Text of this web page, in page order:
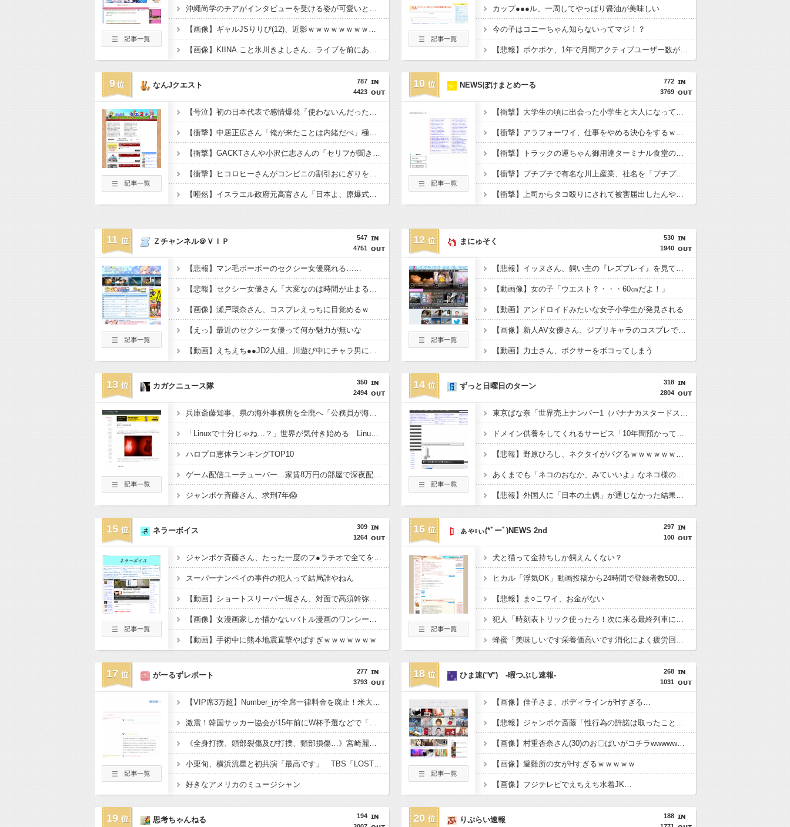
沖縄尚学のチアがインタビューを受ける姿が可愛いと話題に（※動画あり）
【画像】ギャルJSりりぴ(12)、近影ｗｗｗｗｗｗｗｗｗｗ
【画像】KIINA.こと氷川きよしさん、ライブを前にあたシコ欲全開ｗｗｗｗｗｗ
カップ●●●ル、一周してやっぱり醤油が美味しい
今の子はコニーちゃん知らないってマジ！？
【悲報】ポケポケ、1年で月間アクティブユーザー数が1600万人減少
9
787
4423
なんJクエスト
【号泣】初の日本代表で感情爆発「使わないんだったら呼ぶな！」福田正博さんが涙の訴え・・・・・・・・・
【衝撃】中居正広さん「俺が来たことは内緒だべ」極秘で熊本ボランティア・・・・・・・・・
【衝撃】GACKTさんや小沢仁志さんの「セリフが聞き取れない」日本語作品を字幕で見る人が増えた背景・・・・・・・・・
【衝撃】ヒコロヒーさんがコンビニの割引おにぎりを〝絶対買わない〟理由・・・・・・・・・
【唖然】イスラエル政府元高官さん「日本よ、原爆式典とか被害者面やめね？中国人虐殺したくせに」・・・・・・・・・
10
772
3769
NEWSぽけまとめーる
【衝撃】大学生の頃に出会った小学生と大人になってから再会し結婚した男、めちゃくちゃ叩かれてしまうｗｗｗｗｗ(※画像あり)
【衝撃】アラフォーワイ、仕事をやめる決心をするｗｗｗｗｗ
【衝撃】トラックの運ちゃん御用達ターミナル食堂のオムライスが強すぎるｗｗｗｗｗ(※画像あり)
【衝撃】プチプチで有名な川上産業、社名を「プチプチ株式会社」に変更されるｗｗｗｗｗ
【衝撃】上司からタコ殴りにされて被害届出したんやけど示談金どれくらいいけそう？ｗｗｗｗｗ
11
547
4751
Ｚチャンネル＠ＶＩＰ
【悲報】マン毛ボーボーのセクシー女優廃れる……
【悲報】セクシー女優さん「大変なのは時間が止まるやつの撮影」←ばらしてしまうｗ
【画像】瀬戸環奈さん、コスプレえっちに目覚めるｗ
【えっ】最近のセクシー女優って何か魅力が無いな
【動画】えちえち●●JD2人組、川遊び中にチャラ男にナンパされるｗ
12
530
1940
まにゅそく
【悲報】イッヌさん、飼い主の『レズプレイ』を見てドン引き・・・
【動画像】女の子「ウエスト？・・・60㎝だよ！」
【動画】アンドロイドみたいな女子小学生が発見される
【画像】新人AV女優さん、ジブリキャラのコスプレでチンポを硬めてくるｗｗｗｗｗｗｗ
【動画】力士さん、ボクサーをボコってしまう
13
350
2494
カガクニュース隊
兵庫斎藤知事、県の海外事務所を全廃へ「公務員が海外で遊ぶためにあるだけ」 [963243619]
「Linuxで十分じゃね…？」世界が気付き始める Linuxの市場シェアが初めて10%超える Windows窮地 [323057825]
ハロプロ恵体ランキングTOP10
ゲーム配信ユーチューバー…家賃8万円の部屋で深夜配信→管理会社から厳重注意されてお気持ち表明
ジャンポケ斉藤さん、求刑7年😱
14
318
2804
ずっと日曜日のターン
東京ばな奈「世界売上ナンバー1（バナナカスタードスポンジケーキにおいて）」←コレｗｗｗｗｗ
ドメイン供養をしてくれるサービス「10年間預かってくれて、DNSに何も登録しない」←コレ良くね？
【悲報】野原ひろし、ネクタイがバグるｗｗｗｗｗｗｗｗ
あくまでも「ネコのおなか、みていいよ」なネコ様のポーズがコチラｗｗｗｗｗｗ
【悲報】外国人に「日本の土偶」が通じなかった結果ｗｗｗｗｗｗｗ
15
309
1264
ネラーボイス
ジャンポケ斉藤さん、たった一度のフ●ラチオで全てを失ってしまう
スーパーナンペイの事件の犯人って結局誰やねん
【動画】ショートスリーパー堀さん、対面で高須幹弥にキレる
【画像】女漫画家しか描かないバトル漫画のワンシーンが発見さらるwwwwwwwwwwwwwwwwwwwwwwwwwww
【動画】手術中に熊本地震直撃やばすぎｗｗｗｗｗｗｗ
16
297
100
ぁゃιぃ(*ﾟーﾟ)NEWS 2nd
犬と猫って金持ちしか飼えんくない？
ヒカル「浮気OK」動画投稿から24時間で登録者数500万人割れ12万人減、コメント約４万件超
【悲報】ま○こワイ、お金がない
犯人「時刻表トリック使ったろ！次に来る最終列車に乗り継ぎすればアリバイ成立や！」
蜂蜜「美味しいです栄養価高いです消化によく疲労回復の効力もあります」←お前らが飲まない理由
17
277
3793
がーるずレポート
【VIP席3万超】Number_iが全席一律料金を廃止！米大手エージェント会社と契約で進む“世界標準”化
激震！韓国サッカー協会が15年前にW杯予選などで「外国人審判を性的接待していた」疑惑のスキャンダルが発覚！7試合20人が対象で日本人審判が含まれていたとの指摘も…
《全身打撲、頭部裂傷及び打撲、頸部損傷…》宮崎麗果の「DVの怪我」夫・黒木啓司の逮捕で始まる「夫婦の闘争」
小栗旬、横浜流星と初共演「最高です」 TBS「LOST10」出演決定、民放ドラマのレギュラー5年ぶり
好きなアメリカのミュージシャン
18
268
1031
ひま速(°∀°) -暇つぶし速報-
【画像】佳子さま、ボディラインがHすぎる…
【悲報】ジャンポケ斎藤「性行為の許諾は取ったことありません」
【画像】村重杏奈さん(30)のお〇ぱいがコチラwwwwwwwwwwww
【画像】避難所の女がHすぎるｗｗｗｗｗ
【画像】フジテレビでえちえち水着JK…
19
194
思考ちゃんねる 20
188
りぷらい速報